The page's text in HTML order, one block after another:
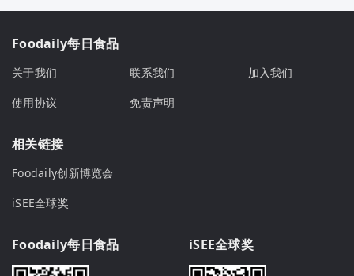
Foodaily每日食品
关于我们 联系我们
加入我们
使用协议
免责声明
相关链接
Foodaily创新博览会
iSEE全球奖
Foodaily每日食品 iSEE全球奖